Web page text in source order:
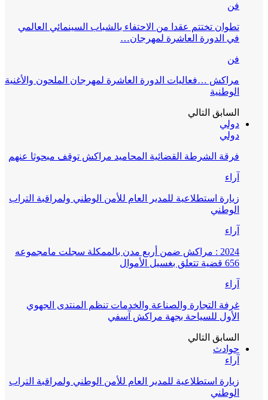
فن
تطوان تختتم عقدا من الاحتفاء بالشباب السينمائي العالمي
في الدورة العاشرة لمهرجان…
فن
مراكش …فعاليات الدورة العاشرة لمهرجان الملحون والأغنية
الوطنية
السابق التالي
دولي
دولي
فرقة الشرطة القضائية المحاميد مراكش توقف مبحوثا عنهم
آراء
زيارة استطلاعية للمدير العام للأمن الوطني ولمراقبة التراب
الوطني
آراء
2024 : مراكش ضمن أربع مدن بالممكلة سجلت مامجموعه
656 قضية تتعلق بغسيل الأموال
آراء
غرفة التجارة والصناعة والخدمات تنظم المنتدى الجهوي
الأول للسياحة بجهة مراكش آسفي
السابق التالي
حوادث
آراء
زيارة استطلاعية للمدير العام للأمن الوطني ولمراقبة التراب
الوطني